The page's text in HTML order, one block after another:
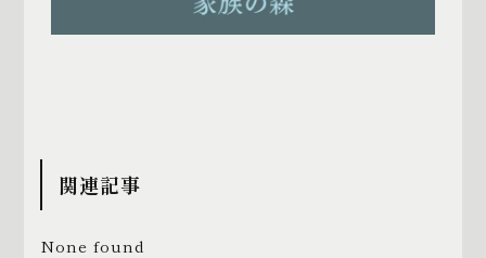
関連記事
None found